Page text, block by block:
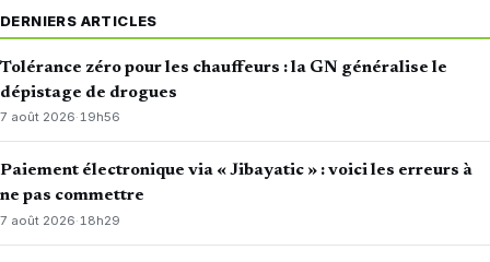
DERNIERS ARTICLES
Tolérance zéro pour les chauffeurs : la GN généralise le
dépistage de drogues
7 août 2026·19h56
Paiement électronique via « Jibayatic » : voici les erreurs à
ne pas commettre
7 août 2026· 18h29